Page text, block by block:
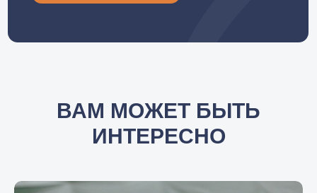
ВАМ МОЖЕТ БЫТЬ
ИНТЕРЕСНО